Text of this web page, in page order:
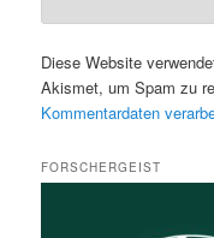
Diese Website
Akismet, um Spam zu
Kommentardaten
FORSCHERGEIST